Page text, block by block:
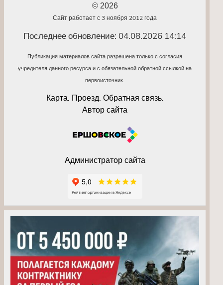
© 2026
Сайт работает с 3 ноября 2012 года
Последнее обновление: 04.08.2026 14:14
Публикация материалов сайта разрешена только с согласия
учредителя данного ресурса и с обязательной обратной ссылкой на
первоисточник.
Карта. Проезд. Обратная связь.
Автор сайта
Администратор сайта